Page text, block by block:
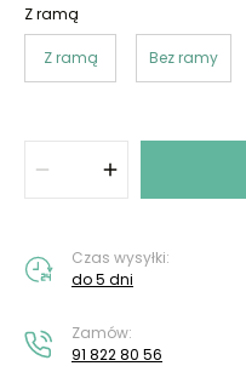
Z ramą
Z ramą Bez ramy
Czas wysyłki:
do 5 dni
Zamów:
91 822 80 56